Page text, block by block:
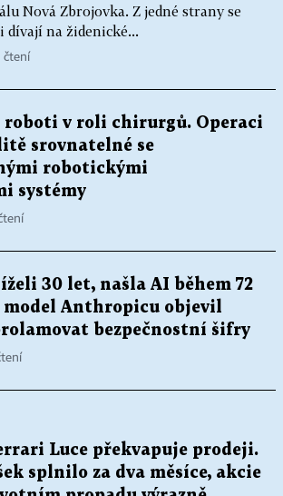
Nová Zbrojovka. Z jedné strany se
dívají na židenické...
čtení
v roli chirurgů. Operaci
srovnatelné se
robotickými
systémy
30 let, našla AI během 72
model Anthropicu objevil
bezpečnostní šifry
Luce překvapuje prodeji.
splnilo za dva měsíce, akcie